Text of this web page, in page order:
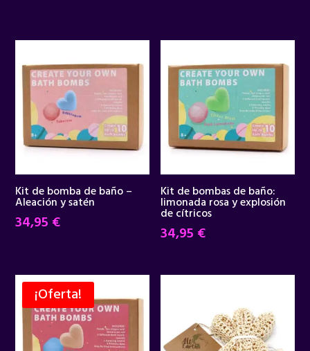
Kit de bomba de baño –
Aleación y satén
34,95 €
Kit de bombas de baño:
limonada rosa y explosión
de cítricos
34,95 €
¡Oferta!